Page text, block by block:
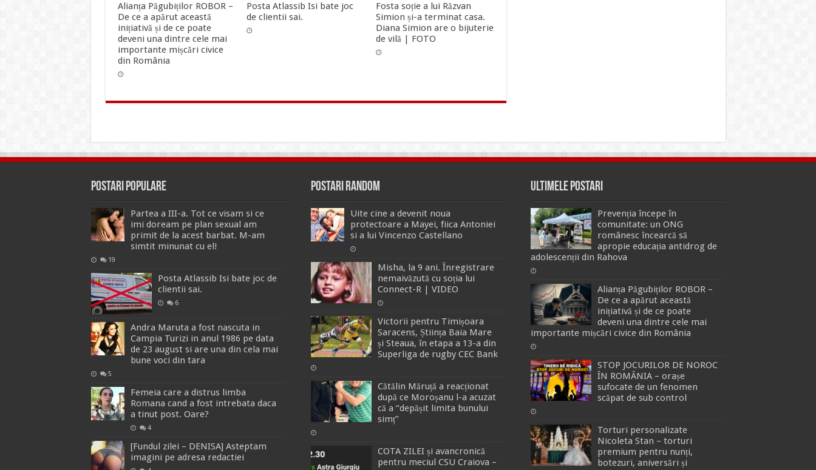
Alianța Păgubiților ROBOR –
De ce a apărut această
inițiativă și de ce poate
deveni una dintre cele mai
importante mișcări civice
din România
Posta Atlassib Isi bate joc
de clientii sai.
Fosta soție a lui Răzvan
Simion și-a terminat casa.
Diana Simion are o bijuterie
de vilă | FOTO
Postari Populare
Partea a III-a. Tot ce visam si ce
imi doream pe plan sexual am
primit de la acest barbat. M-am
simtit minunat cu el!
19
Posta Atlassib Isi bate joc de
clientii sai.
6
Andra Maruta a fost nascuta in
Campia Turizi in anul 1986 pe data
de 23 august si are una din cela mai
bune voci din tara
5
Femeia care a distrus limba
Romana cand a fost intrebata daca
a tinut post. Oare?
4
[Fundul zilei – DENISA] Asteptam
imagini pe adresa redactiei
Postari Random
Uite cine a devenit noua
protectoare a Mayei, fiica Antoniei
si a lui Vincenzo Castellano
Misha, la 9 ani. Înregistrare
nemaivăzută cu soția lui
Connect-R | VIDEO
Victorii pentru Timișoara
Saracens, Știința Baia Mare
și Steaua, în etapa a 13-a din
Superliga de rugby CEC Bank
Cătălin Măruță a reacționat
după ce Moroșanu l-a acuzat
că a “depășit limita bunului
simț”
COTA ZILEI și avancronică
pentru meciul CSU Craiova –
Ultimele Postari
Prevenția începe în
comunitate: un ONG
românesc încearcă să
apropie educația antidrog de
adolescenții din Rahova
Alianța Păgubiților ROBOR –
De ce a apărut această
inițiativă și de ce poate
deveni una dintre cele mai
importante mișcări civice din România
STOP JOCURILOR DE NOROC
ÎN ROMÂNIA – orașe
sufocate de un fenomen
scăpat de sub control
Torturi personalizate
Nicoleta Stan – torturi
premium pentru nunți,
botezuri, aniversări și